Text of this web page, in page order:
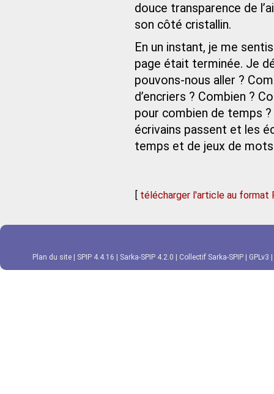
douce transparence de
son côté cristallin.
En un instant, je me
page était terminée. Je
pouvons-nous aller ?
d’encriers ? Combien ?
pour combien de temps
écrivains passent et les
temps et de jeux de
[ télécharger l'article au format
Plan du site SPIP 4.4.16 Sarka-SPIP 4.2.0 Collectif Sarka-SPIP GPLv3